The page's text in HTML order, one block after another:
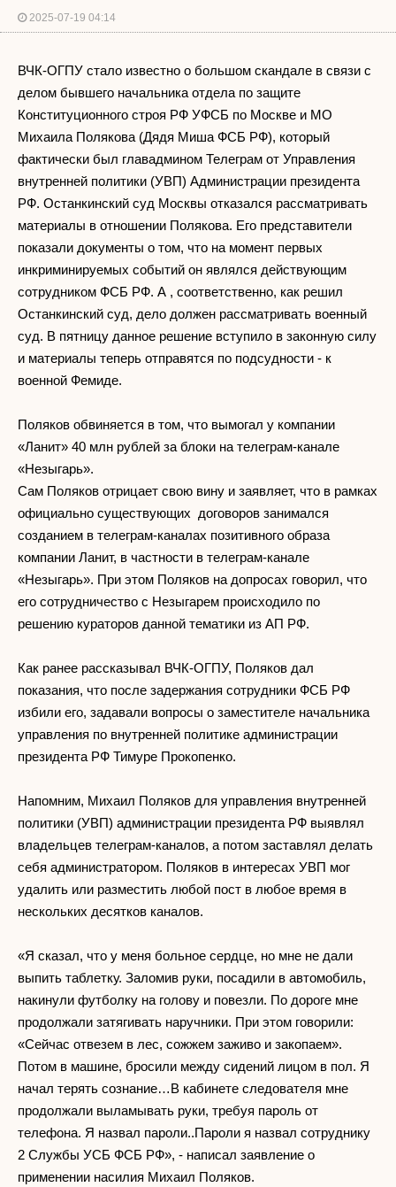
2025-07-19 04:14
ВЧК-ОГПУ стало известно о большом скандале в связи с
делом бывшего начальника отдела по защите
Конституционного строя РФ УФСБ по Москве и МО
Михаила Полякова (Дядя Миша ФСБ РФ), который
фактически был главадмином Телеграм от Управления
внутренней политики (УВП) Администрации президента
РФ. Останкинский суд Москвы отказался рассматривать
материалы в отношении Полякова. Его представители
показали документы о том, что на момент первых
инкриминируемых событий он являлся действующим
сотрудником ФСБ РФ. А , соответственно, как решил
Останкинский суд, дело должен рассматривать военный
суд. В пятницу данное решение вступило в законную силу
и материалы теперь отправятся по подсудности - к
военной Фемиде.
Поляков обвиняется в том, что вымогал у компании
«Ланит» 40 млн рублей за блоки на телеграм-канале
«Незыгарь».
Сам Поляков отрицает свою вину и заявляет, что в рамках
официально существующих договоров занимался
созданием в телеграм-каналах позитивного образа
компании Ланит, в частности в телеграм-канале
«Незыгарь». При этом Поляков на допросах говорил, что
его сотрудничество с Незыгарем происходило по
решению кураторов данной тематики из АП РФ.
Как ранее рассказывал ВЧК-ОГПУ, Поляков дал
показания, что после задержания сотрудники ФСБ РФ
избили его, задавали вопросы о заместителе начальника
управления по внутренней политике администрации
президента РФ Тимуре Прокопенко.
Напомним, Михаил Поляков для управления внутренней
политики (УВП) администрации президента РФ выявлял
владельцев телеграм-каналов, а потом заставлял делать
себя администратором. Поляков в интересах УВП мог
удалить или разместить любой пост в любое время в
нескольких десятков каналов.
«Я сказал, что у меня больное сердце, но мне не дали
выпить таблетку. Заломив руки, посадили в автомобиль,
накинули футболку на голову и повезли. По дороге мне
продолжали затягивать наручники. При этом говорили:
«Сейчас отвезем в лес, сожжем заживо и закопаем».
Потом в машине, бросили между сидений лицом в пол. Я
начал терять сознание…В кабинете следователя мне
продолжали выламывать руки, требуя пароль от
телефона. Я назвал пароли..Пароли я назвал сотруднику
2 Службы УСБ ФСБ РФ», - написал заявление о
применении насилия Михаил Поляков.